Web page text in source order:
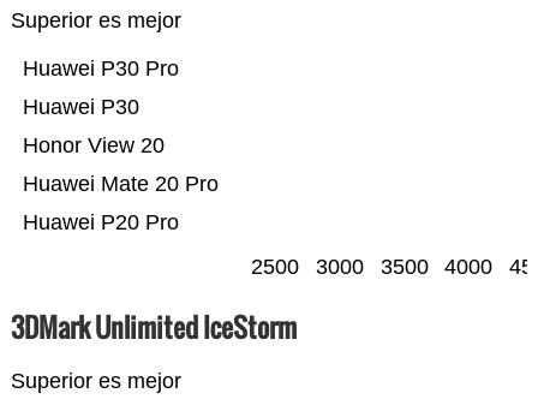
Superior es mejor
Huawei P20 Pro
Huawei Mate 20 Pro
Honor View 20
Huawei P30
Huawei P30 Pro
2500 3000 3500 4000
3DMark Unlimited IceStorm
Superior es mejor